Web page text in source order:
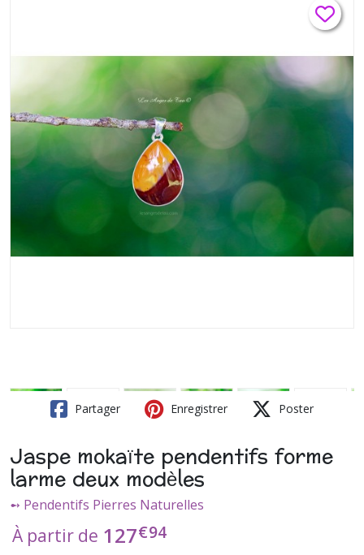
Partager Enregistrer Poster
Jaspe mokaïte pendentifs forme
larme deux modèles
➻ Pendentifs Pierres Naturelles
À partir de 127€94